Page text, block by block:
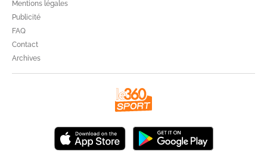
Mentions légales
Publicité
FAQ
Contact
Archives